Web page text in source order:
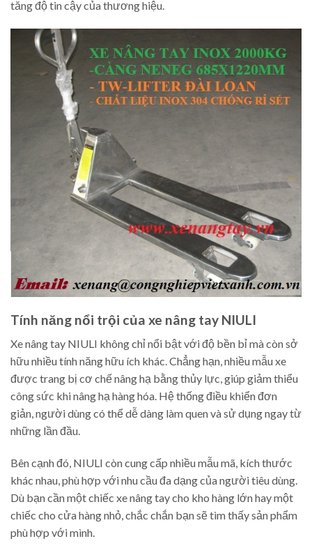
tăng độ tin cậy của thương hiệu.
Tính năng nổi trội của xe nâng tay NIULI
Xe nâng tay NIULI không chỉ nổi bật với độ bền bỉ mà còn sở
hữu nhiều tính năng hữu ích khác. Chẳng hạn, nhiều mẫu xe
được trang bị cơ chế nâng hạ bằng thủy lực, giúp giảm thiểu
công sức khi nâng hạ hàng hóa. Hệ thống điều khiển đơn
giản, người dùng có thể dễ dàng làm quen và sử dụng ngay từ
những lần đầu.
Bên cạnh đó, NIULI còn cung cấp nhiều mẫu mã, kích thước
khác nhau, phù hợp với nhu cầu đa dạng của người tiêu dùng.
Dù bạn cần một chiếc xe nâng tay cho kho hàng lớn hay một
chiếc cho cửa hàng nhỏ, chắc chắn bạn sẽ tìm thấy sản phẩm
phù hợp với mình.